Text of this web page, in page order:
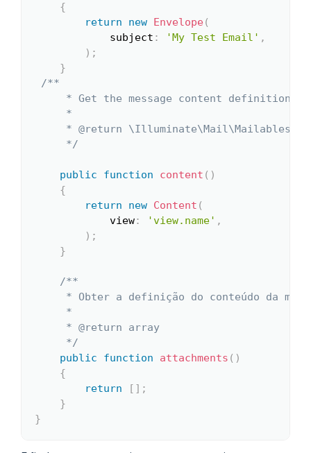
{
return
new Envelope(
subject : 'My Test Email' ,
) ;
}
/**
     * Get the message content definition.
     *
* @return
     */
public function content ( )
{
return
new Content (
view: 'view.name' ,
) ;
}
/**
* Obter a definição do conteúdo da
     *
     * @return array
     */
public
function attachments ( )
{
return
[ ] ;
}
}